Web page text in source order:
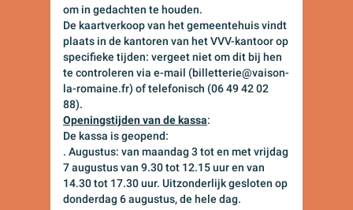
om in gedachten te houden.
De kaartverkoop van het gemeentehuis vindt
plaats in de kantoren van het VVV-kantoor op
specifieke tijden: vergeet niet om dit bij hen
te controleren via e-mail (billetterie@vaison-
la-romaine.fr) of telefonisch (06 49 42 02
88).
Openingstijden van de kassa:
De kassa is geopend:
. Augustus: van maandag 3 tot en met vrijdag
7 augustus van 9.30 tot 12.15 uur en van
14.30 tot 17.30 uur. Uitzonderlijk gesloten op
donderdag 6 augustus, de hele dag.